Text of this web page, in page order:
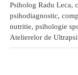
Psiholog Radu Leca,
psihodiagnostic,
nutritie, psihologie
Atelierelor de